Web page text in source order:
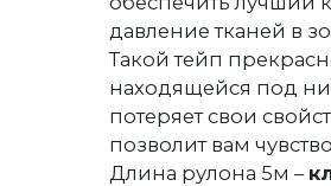
давление тканей в
Такой тейп
находящейся под
потеряет свои
позволит вам
Длина рулона 5м –